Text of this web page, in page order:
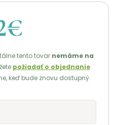
tento tovar nemáme na
požiadať o objednanie
keď bude znovu dostupný.